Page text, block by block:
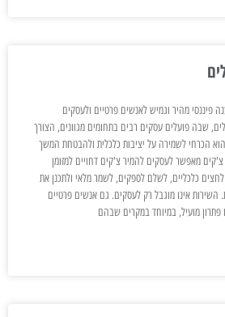
פיננסי מהיר וגמיש לאנשים פרטיים ולעסקים
שבה פועלים עסקים רבים בתחומים מגוונים, הצורך
הוא הכרחי לשמירה על יציבות כלכלית ולהבטחת המשך
מאפשר לעסקים להמיר צ'קים דחויים למזומן
לחצים כלכליים, לשלם לספקים, לשמר מלאי ולתכנן את
אינו מוגבל רק לעסקים. גם אנשים פרטיים
פתרון מועיל, במיוחד במקרים שבהם